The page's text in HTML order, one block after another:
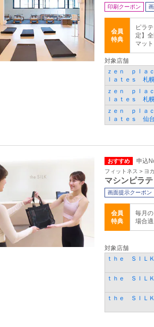
印刷クーポン
会員
特典
ピラ
定】
マッ
対象店舗
ｚｅｎ ｐｌａ
ｌａｔｅｓ 札
ｚｅｎ ｐｌａ
ｌａｔｅｓ 札
ｚｅｎ ｐｌａ
ｌａｔｅｓ 仙台
おすすめ 申込
フィットネス > ヨ
マシンピラ
画面提示クーポン
会員
特典
毎月
場合
対象店舗
ｔｈｅ ＳＩＬ
ｔｈｅ ＳＩＬ
ｔｈｅ ＳＩＬ